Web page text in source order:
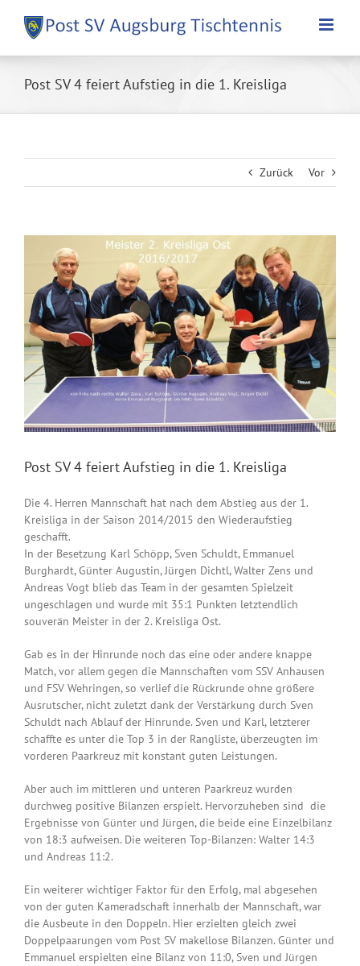
Inhalt
springen
Post SV 4 feiert Aufstieg in die 1. Kreisliga
Zurück Vor
grösseres
Post SV 4 feiert Aufstieg in die 1. Kreisliga
Die 4. Herren Mannschaft hat nach dem Abstieg aus der 1.
Kreisliga in der Saison 2014/2015 den Wiederaufstieg
geschafft.
In der Besetzung Karl Schöpp, Sven Schuldt, Emmanuel
Burghardt, Günter Augustin, Jürgen Dichtl, Walter Zens und
Andreas Vogt blieb das Team in der gesamten Spielzeit
ungeschlagen und wurde mit 35:1 Punkten letztendlich
souverän Meister in der 2. Kreisliga Ost.
Gab es in der Hinrunde noch das eine oder andere knappe
Match, vor allem gegen die Mannschaften vom SSV Anhausen
und FSV Wehringen, so verlief die Rückrunde ohne größere
Ausrutscher, nicht zuletzt dank der Verstärkung durch Sven
Schuldt nach Ablauf der Hinrunde. Sven und Karl, letzterer
schaffte es unter die Top 3 in der Rangliste, überzeugten im
vorderen Paarkreuz mit konstant guten Leistungen.
Aber auch im mittleren und unteren Paarkreuz wurden
durchweg positive Bilanzen erspielt. Hervorzuheben sind die
Ergebnisse von Günter und Jürgen, die beide eine Einzelbilanz
von 18:3 aufweisen. Die weiteren Top-Bilanzen: Walter 14:3
und Andreas 11:2.
Ein weiterer wichtiger Faktor für den Erfolg, mal abgesehen
von der guten Kameradschaft innerhalb der Mannschaft, war
die Ausbeute in den Doppeln. Hier erzielten gleich zwei
Doppelpaarungen vom Post SV makellose Bilanzen. Günter und
Emmanuel erspielten eine Bilanz von 11:0, Sven und Jürgen